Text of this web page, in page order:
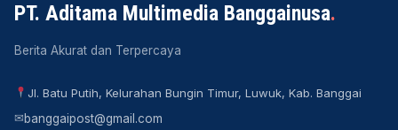
PT. Aditama Multimedia Banggainusa.
Berita Akurat dan Terpercaya
Jl. Batu Putih, Kelurahan Bungin Timur, Luwuk, Kab. Banggai
✉banggaipost@gmail.com